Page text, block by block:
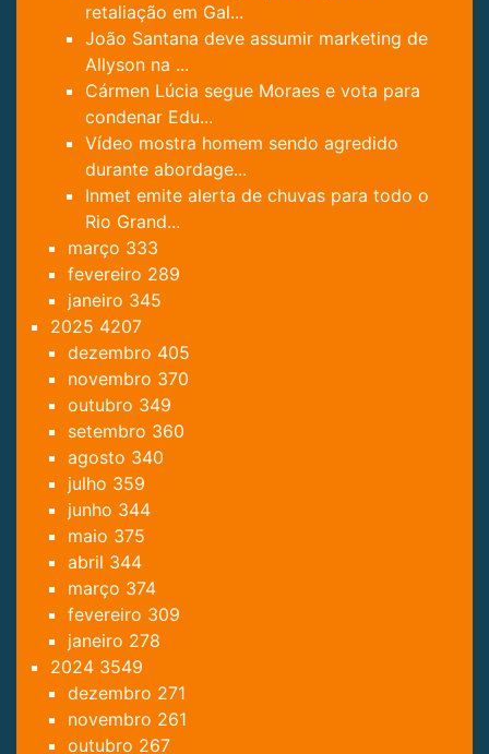
retaliação em Gal...
João Santana deve assumir marketing de
Allyson na ...
Cármen Lúcia segue Moraes e vota para
condenar Edu...
Vídeo mostra homem sendo agredido
durante abordage...
Inmet emite alerta de chuvas para todo o
Rio Grand...
março 333
fevereiro 289
janeiro 345
2025 4207
dezembro 405
novembro 370
outubro 349
setembro 360
agosto 340
julho 359
junho 344
maio 375
abril 344
março 374
fevereiro 309
janeiro 278
2024 3549
dezembro 271
novembro 261
outubro 267